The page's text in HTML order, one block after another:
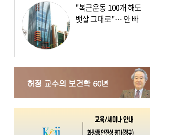
"복근운동 100개 해도
뱃살 그대로"… 안 빠